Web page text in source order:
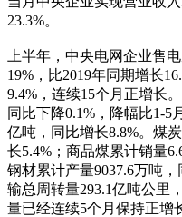
23.3%。
上半年，中央电网企业售
19%，比2019年同期增长
9.4%，连续15个月正增长
同比下降0.1%，降幅比1-5
亿吨，同比增长8.8%。煤
长5.4%；商品煤累计销量
钢材累计产量9037.6万吨
输总周转量293.1亿吨公里
量已经连续5个月保持正增